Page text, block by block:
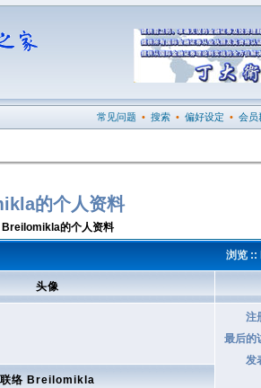
常见问题 • 搜索 • 偏好设定 • 会员
的个人资料
Breilomikla的个人资料
浏览 ::
头像
注
最后的
发
联络 Breilomikla